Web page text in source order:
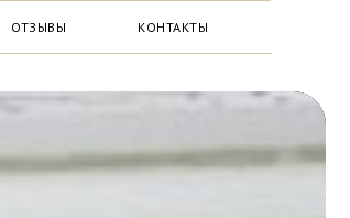
КОНТАКТЫ
ОТЗЫВЫ